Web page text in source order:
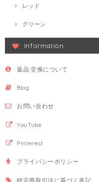
レッド
グリーン
Information
返品·交換について
Blog
お問い合わせ
YouTube
Pinterest
プライバシーポリシー
特定商取引法に基づく表記